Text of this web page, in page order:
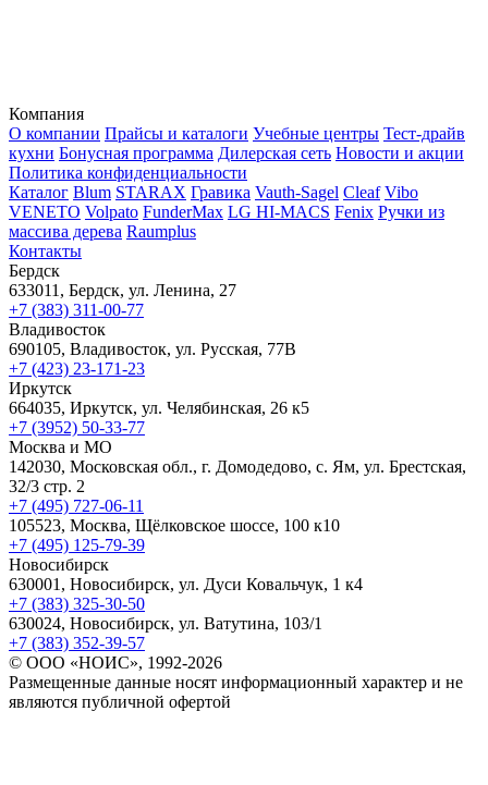
Компания
О компании Прайсы и каталоги Учебные центры Тест-драйв
кухни Бонусная программа Дилерская сеть Новости и акции
Политика конфиденциальности
Каталог Blum STARAX Гравика Vauth-Sagel Cleaf Vibo
VENETO Volpato FunderMax LG HI-MACS Fenix Ручки из
массива дерева Raumplus
Контакты
Бердск
633011, Бердск, ул. Ленина, 27
+7 (383) 311-00-77
Владивосток
690105, Владивосток, ул. Русская, 77В
+7 (423) 23-171-23
Иркутск
664035, Иркутск, ул. Челябинская, 26 к5
+7 (3952) 50-33-77
Москва и МО
142030, Московская обл., г. Домодедово, с. Ям, ул. Брестская,
32/3 стр. 2
+7 (495) 727-06-11
105523, ​Москва, Щёлковское шоссе, 100 к10
+7 (495) 125-79-39
Новосибирск
630001, Новосибирск, ул. Дуси Ковальчук, 1 к4
+7 (383) 325-30-50
630024, Новосибирск, ул. Ватутина, 103/1
+7 (383) 352-39-57
© ООО «НОИС», 1992-2026
Размещенные данные носят информационный характер и не
являются публичной офертой